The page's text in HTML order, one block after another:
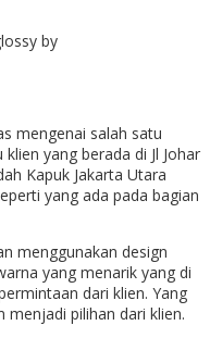
by
mengenai salah satu
yang berada di Jl Johar
Kapuk Jakarta Utara
yang ada pada bagian
menggunakan design
yang menarik yang di
dari klien. Yang
pilihan dari klien.